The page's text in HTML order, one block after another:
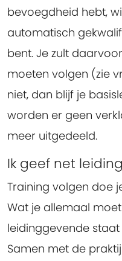
bevoegdheid hebt,
automatisch
bent. Je zult
moeten volgen (zie
niet, dan blijf je
worden er geen
meer uitgedeeld.
Ik geef net
Training volgen doe
Wat je allemaal
leidinggevende
Samen met de